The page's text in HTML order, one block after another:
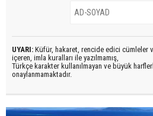
UYARI: Küfür, hakaret, rencide edici cümleler
içeren, imla kuralları ile yazılmamış,
Türkçe karakter kullanılmayan ve büyük
onaylanmamaktadır.